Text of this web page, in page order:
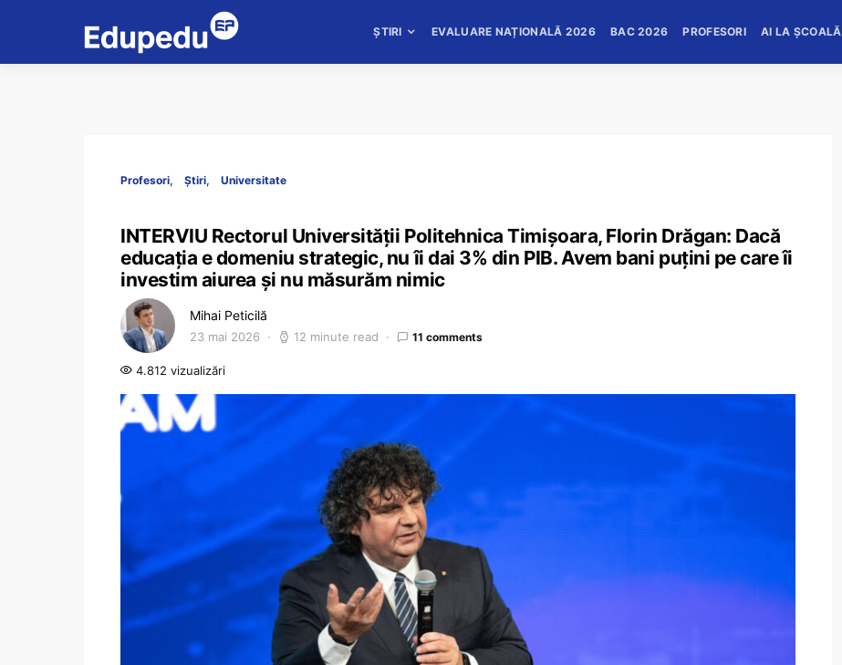
ȘTIRI EVALUARE NAȚIONALĂ 2026 BAC 2026 PROFESORI AI LA ȘCOALĂ
Profesori Știri Universitate
INTERVIU Rectorul Universității Politehnica Timișoara, Florin Drăgan: Dacă
educația e domeniu strategic, nu îi dai 3% din PIB. Avem bani puțini pe care îi
investim aiurea și nu măsurăm nimic
Mihai Peticilă
23 mai 2026 12 minute read 11 comments
4.812 vizualizări